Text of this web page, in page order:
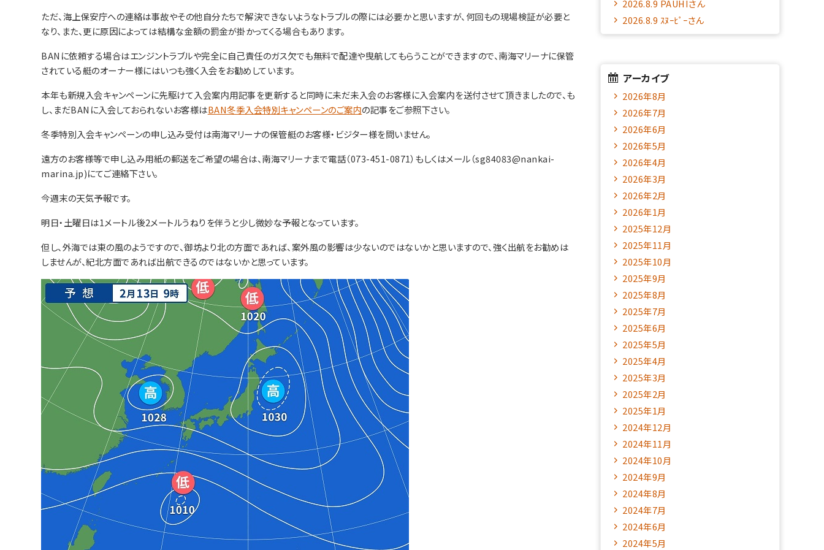
ただ、海上保安庁への連絡は事故やその他自分たちで解決できないようなトラブルの際には必要かと思いますが、何回もの現場検証が必要と
なり、また、更に原因によっては結構な金額の罰金が掛かってくる場合もあります。
BANに依頼する場合はエンジントラブルや完全に自己責任のガス欠でも無料で配達や曳航してもらうことができますので、南海マリーナに保管
されている艇のオーナー様にはいつも強く入会をお勧めしています。
本年も新規入会キャンペーンに先駆けて入会案内用記事を更新すると同時に未だ未入会のお客様に入会案内を送付させて頂きましたので、も
し、まだBANに入会しておられないお客様はBAN冬季入会特別キャンペーンのご案内の記事をご参照下さい。
冬季特別入会キャンペーンの申し込み受付は南海マリーナの保管艇のお客様・ビジター様を問いません。
遠方のお客様等で申し込み用紙の郵送をご希望の場合は、南海マリーナまで電話（073-451-0871）もしくはメール（sg84083@nankai-
marina.jp)にてご連絡下さい。
今週末の天気予報です。
明日・土曜日は1メートル後2メートルうねりを伴うと少し微妙な予報となっています。
但し、外海では東の風のようですので、御坊より北の方面であれば、案外風の影響は少ないのではないかと思いますので、強く出航をお勧めは
しませんが、紀北方面であれば出航できるのではないかと思っています。
2026.8.9 PAUHIさん
2026.8.9 ｽﾇｰﾋﾟｰさん
アーカイブ
2026年8月
2026年7月
2026年6月
2026年5月
2026年4月
2026年3月
2026年2月
2026年1月
2025年12月
2025年11月
2025年10月
2025年9月
2025年8月
2025年7月
2025年6月
2025年5月
2025年4月
2025年3月
2025年2月
2025年1月
2024年12月
2024年11月
2024年10月
2024年9月
2024年8月
2024年7月
2024年6月
2024年5月